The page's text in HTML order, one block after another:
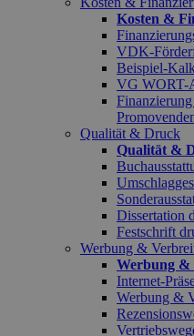
Kosten &
VDK-
Beispiel-
VG WORT-
Qualität & Druck
Qualität &
Dissertation
Festschrift
Werbung &
Werbung &
Internet-
Werbung &